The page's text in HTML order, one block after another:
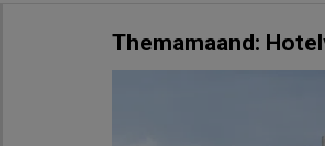
Themamaand: